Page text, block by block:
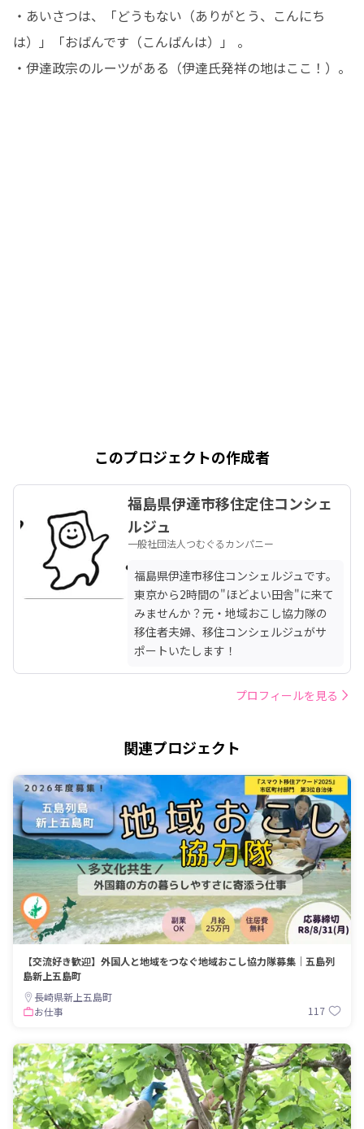
・あいさつは、「どうもない（ありがとう、こんにち
は）」「おばんです（こんばんは）」 。
・伊達政宗のルーツがある（伊達氏発祥の地はここ！）。
このプロジェクトの作成者
福島県伊達市移住定住コンシェ
ルジュ
一般社団法人つむぐるカンパニー
福島県伊達市移住コンシェルジュです。
東京から2時間の"ほどよい田舎"に来て
みませんか？元・地域おこし協力隊の
移住者夫婦、移住コンシェルジュがサ
ポートいたします！
プロフィールを見る
関連プロジェクト
【交流好き歓迎】外国人と地域をつなぐ地域おこし協力隊募集｜五島列
島新上五島町
長崎県新上五島町
お仕事
117